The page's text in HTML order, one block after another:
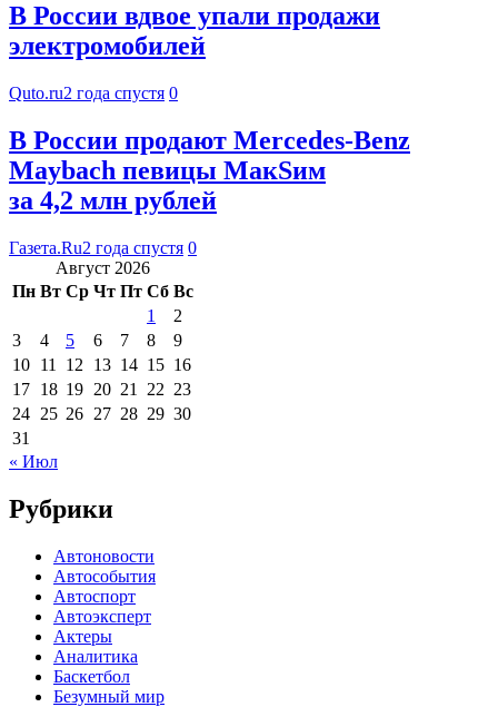
В России вдвое упали продажи
электромобилей
Quto.ru2 года спустя 0
В России продают Меrсеdеs-Веnz
Maybaсh певицы МакSим
за 4,2 млн рублей
Газета.Ru2 года спустя 0
Август 2026
Пн Вт Ср Чт Пт Сб Вс
1
2
3
4 5 6 7 8
9
10 11 12 13 14 15 16
17 18 19 20 21 22 23
24 25 26 27 28 29 30
31
« Июл
Рубрики
Автоновости
Автособытия
Автоспорт
Автоэксперт
Актеры
Аналитика
Баскетбол
Безумный мир